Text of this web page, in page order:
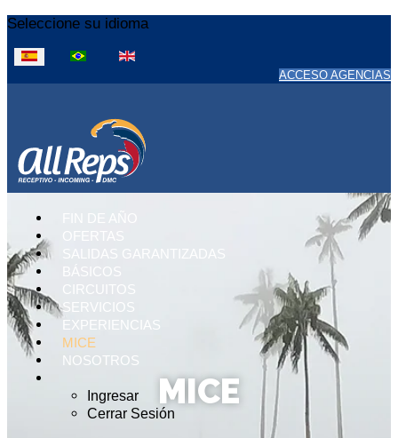
Seleccione su idioma
ACCESO AGENCIAS
FIN DE AÑO
SALIDAS GARANTIZADAS
BÁSICOS
CIRCUITOS
SERVICIOS
EXPERIENCIAS
MICE
NOSOTROS
Ingresar
Cerrar Sesión
MICE